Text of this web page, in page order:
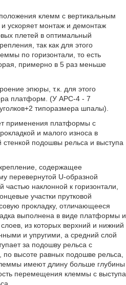
клемм с вертикальным
ускоряет монтаж и демонтаж
плетей в оптимальный
так как для этого
по горизонтали, то есть
примерно в 5 раз меньше
эпюры, т.к. для этого
платформ. (У АРС-4 - 7
типоразмера шпалы).
применения платформы с
и малого износа в
стенкой подошвы рельса и выступа
содержащее
перевернутой U-образной
наклонной к горизонтали,
участки прутковой
прокладку, отличающееся
выполнена в виде платформы и
из которых верхний и нижний
и упругими, а средний слой
за подошву рельса с
по высоте равных подошве рельса,
имеют длину больше глубины
перемещения клеммы с выступа